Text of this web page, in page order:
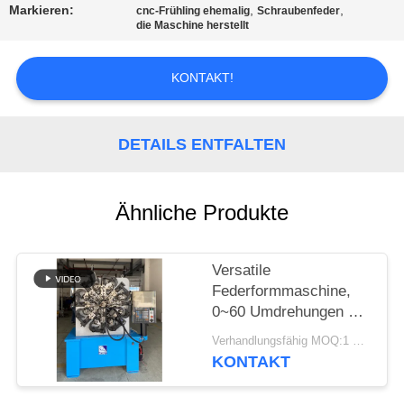
NACHRICHTEN
FORDERN
PRIVACY
POLICY
Markieren: cnc-Frühling ehemalig,Schraubenfeder,
die Maschine herstellt
KONTAKT!
DETAILS ENTFALTEN
Ähnliche Produkte
Versatile
Federformmaschine,
0~60 Umdrehungen pro
Minute 5,5 kW
Servomotor mit 4,2 mm
Verhandlungsfähig MOQ:1 Satz
KONTAKT